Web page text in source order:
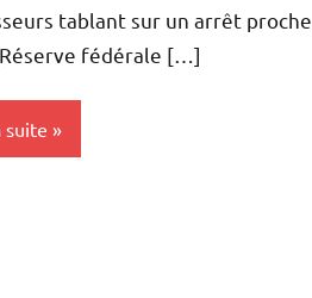
tablant sur un arrêt
fédérale […]
suite